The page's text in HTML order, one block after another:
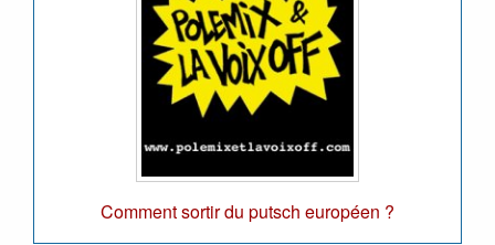
Comment sortir du putsch européen ?